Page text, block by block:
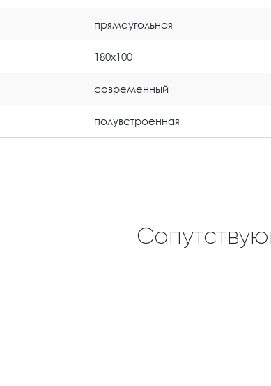
прямоугольная
180x100
современный
полувстроенная